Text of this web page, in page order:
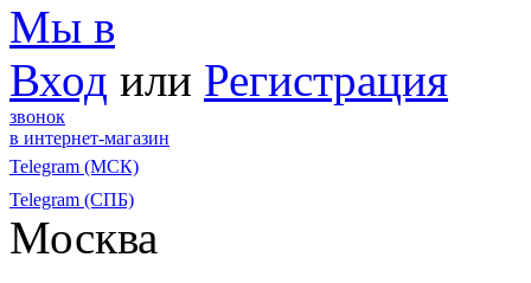
Мы в
Вход или Регистрация
звонок
в интернет-магазин
Telegram (МСК)
Telegram (СПБ)
Москва